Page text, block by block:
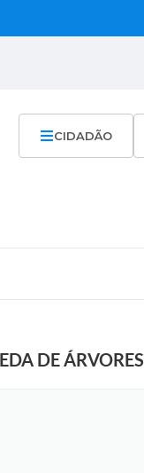
CIDADÃO
DE ÁRVORES